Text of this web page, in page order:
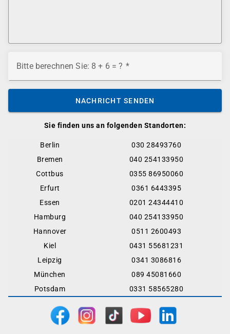
Sie finden uns an folgenden Standorten:
Berlin
030 28493760
Bremen
040 254133950
Cottbus
0355 86950060
Erfurt
0361 6443395
Essen
0201 24344410
Hamburg
040 254133950
Hannover
0511 2600493
Kiel
0431 55681231
Leipzig
0341 3086816
München
089 45081660
Potsdam
0331 58565280
Bitte berechnen Sie: 8 + 6 = ?
NACHRICHT SENDEN